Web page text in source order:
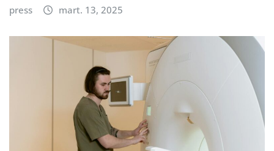
press mart. 13, 2025